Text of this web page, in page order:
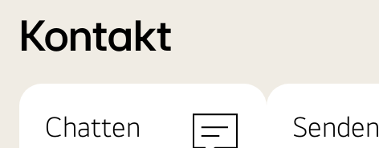
Kontakt
Chatten
Senden